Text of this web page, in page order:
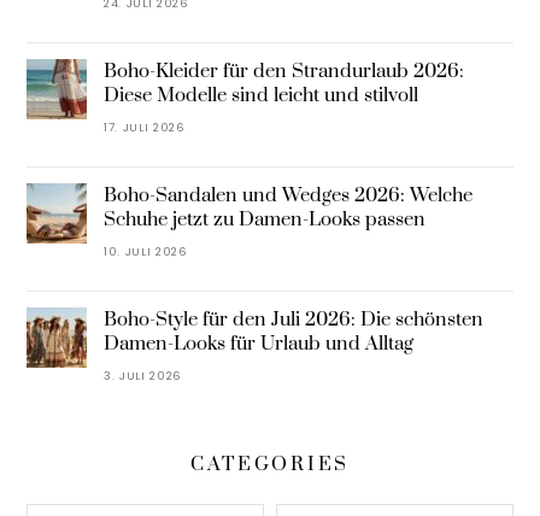
24. JULI 2026
Boho-Kleider für den Strandurlaub 2026:
Diese Modelle sind leicht und stilvoll
17. JULI 2026
Boho-Sandalen und Wedges 2026: Welche
Schuhe jetzt zu Damen-Looks passen
10. JULI 2026
Boho-Style für den Juli 2026: Die schönsten
Damen-Looks für Urlaub und Alltag
3. JULI 2026
CATEGORIES